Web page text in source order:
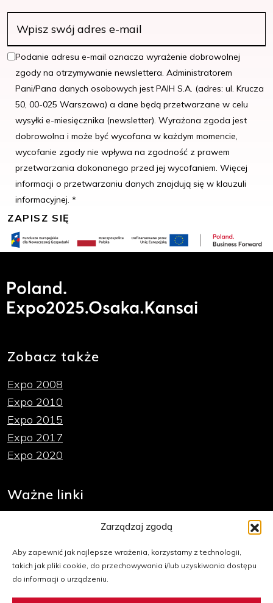
Zarządzaj zgodą
Aby zapewnić jak najlepsze wrażenia, korzystamy z technologii,
takich jak pliki cookie, do przechowywania i/lub uzyskiwania dostępu
do informacji o urządzeniu.
Podanie adresu e-mail oznacza wyrażenie dobrowolnej
zgody na otrzymywanie newslettera. Administratorem
Pani/Pana danych osobowych jest PAIH S.A. (adres: ul. Krucza
50, 00-025 Warszawa) a dane będą przetwarzane w celu
wysyłki e-miesięcznika (newsletter). Wyrażona zgoda jest
dobrowolna i może być wycofana w każdym momencie,
wycofanie zgody nie wpływa na zgodność z prawem
przetwarzania dokonanego przed jej wycofaniem. Więcej
informacji o przetwarzaniu danych znajdują się w klauzuli
informacyjnej. *
Zobacz także
Expo 2008
Expo 2010
Expo 2015
Expo 2017
Expo 2020
Ważne linki
Polityka plików cookies
Mapa strony
Dla mediów
Strona organizatora